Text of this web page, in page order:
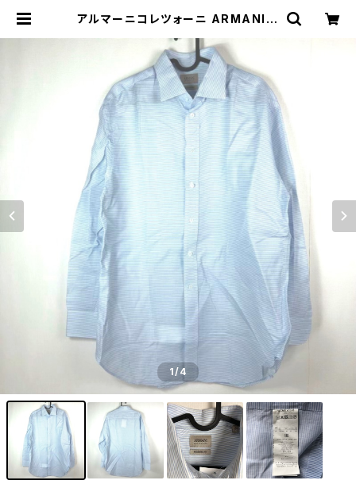
アルマーニコレツォーニ ARMANI C
870632 | Ethical Store
1/4